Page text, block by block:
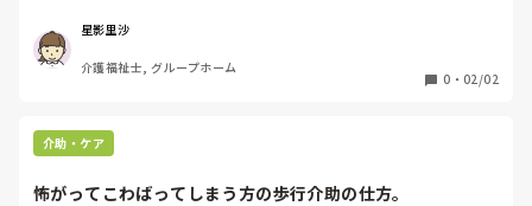
やっとレク出来たんデス。。。
それでも全員分は出来んかったんだけどね。。
ウグイスがぶら下がってるように見えても
それも独創性。
自由でええのよ自由で。
星影里沙
介護福祉士, グループホーム
0 ・ 02/02
介助・ケア
怖がってこわばってしまう方の歩行介助の仕方。